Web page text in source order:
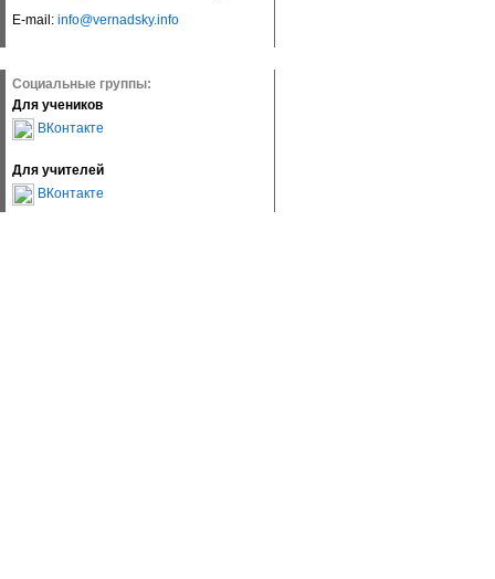
E-mail: info@vernadsky.info
Социальные группы:
Для учеников
ВКонтакте
Для учителей
ВКонтакте